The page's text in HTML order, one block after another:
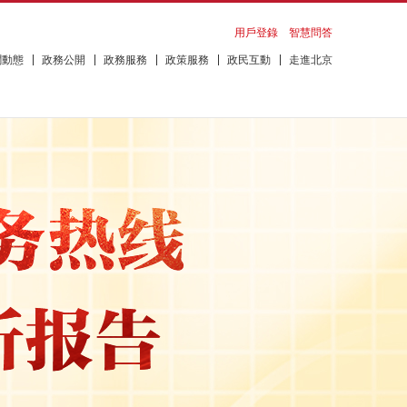
態 政務公開 政務服務 政策服務 政民互動 走進北京
用戶登錄 智慧問答